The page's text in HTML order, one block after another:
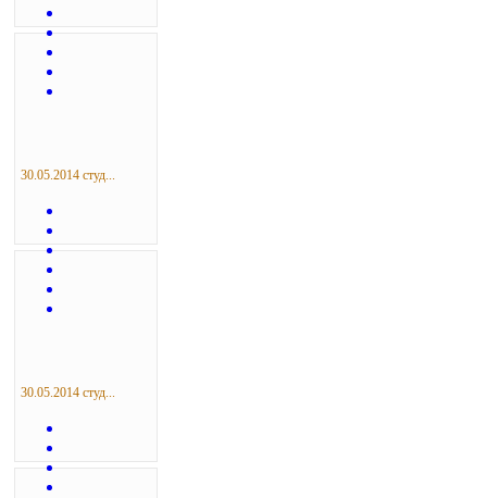
30.05.2014 студ...
30.05.2014 студ...